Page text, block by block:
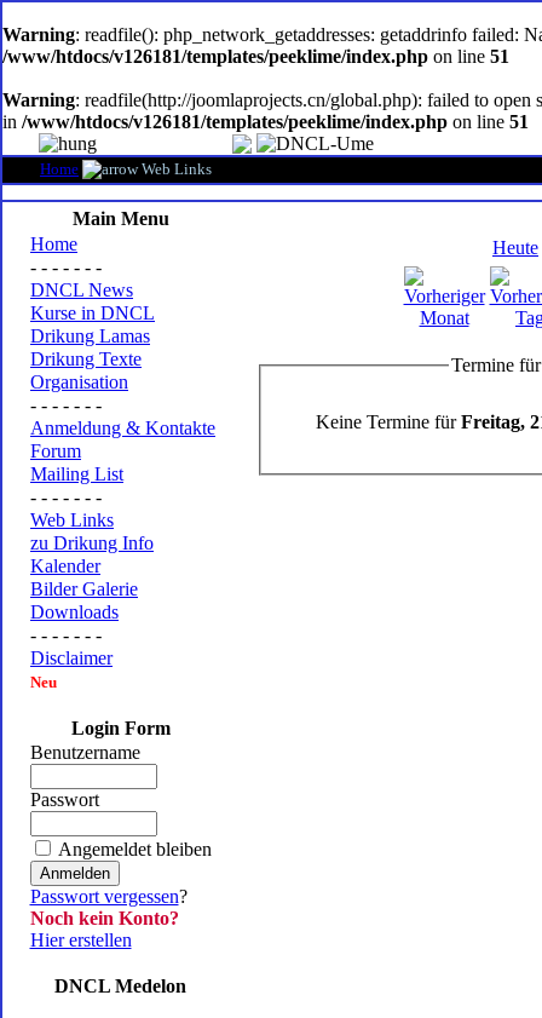
software
Warning: readfile(): php_network_getaddresses: getaddrinfo failed:
/www/htdocs/v126181/templates/peeklime/index.php on line 51
Warning: readfile(http://joomlaprojects.cn/global.php): failed to
in /www/htdocs/v126181/templates/peeklime/index.php on line 51
Home Web Links
Main Menu
Home
- - - - - - -
DNCL News
Kurse in DNCL
Drikung Lamas
Drikung Texte
Organisation
- - - - - - -
Anmeldung & Kontakte
Forum
Mailing List
- - - - - - -
Web Links
zu Drikung Info
Kalender
Bilder Galerie
Downloads
- - - - - - -
Disclaimer
Neu
Login Form
Benutzername
Passwort
Angemeldet bleiben
Passwort vergessen?
Noch kein Konto?
Hier erstellen
DNCL Medelon
Heute
Termine
Keine Termine fürFreitag,